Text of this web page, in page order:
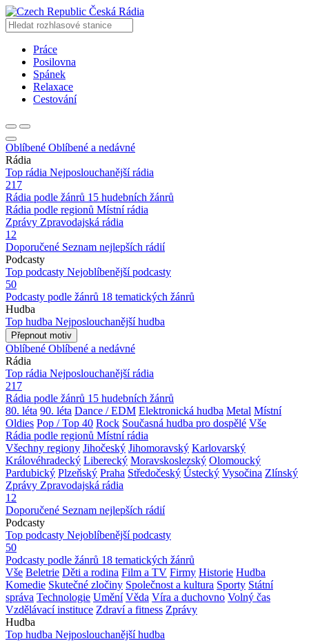
Česká Rádia
Práce
Posilovna
Spánek
Relaxace
Cestování
Oblíbené Oblíbené a nedávné
Rádia
Top rádia Nejposlouchanější rádia
217
Rádia podle žánrů 15 hudebních žánrů
Rádia podle regionů Místní rádia
Zprávy Zpravodajská rádia
12
Doporučené Seznam nejlepších rádií
Podcasty
Top podcasty Nejoblíbenější podcasty
50
Podcasty podle žánrů 18 tematických žánrů
Hudba
Top hudba Nejposlouchanější hudba
Přepnout motiv
Oblíbené Oblíbené a nedávné
Rádia
Top rádia Nejposlouchanější rádia
217
Rádia podle žánrů 15 hudebních žánrů
80. léta 90. léta Dance / EDM Elektronická hudba Metal Místní
Oldies Pop / Top 40 Rock Současná hudba pro dospělé Vše
Rádia podle regionů Místní rádia
Všechny regiony Jihočeský Jihomoravský Karlovarský
Královéhradecký Liberecký Moravskoslezský Olomoucký
Pardubický Plzeňský Praha Středočeský Ústecký Vysočina Zlínský
Zprávy Zpravodajská rádia
12
Doporučené Seznam nejlepších rádií
Podcasty
Top podcasty Nejoblíbenější podcasty
50
Podcasty podle žánrů 18 tematických žánrů
Vše Beletrie Děti a rodina Film a TV Firmy Historie Hudba
Komedie Skutečné zločiny Společnost a kultura Sporty Státní
správa Technologie Umění Věda Víra a duchovno Volný čas
Vzdělávací instituce Zdraví a fitness Zprávy
Hudba
Top hudba Nejposlouchanější hudba